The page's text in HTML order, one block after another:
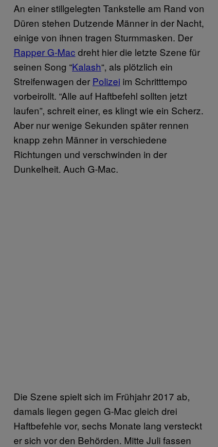
An einer stillgelegten Tankstelle am Rand von
Düren stehen Dutzende Männer in der Nacht,
einige von ihnen tragen Sturmmasken. Der
Rapper G-Mac dreht hier die letzte Szene für
seinen Song “Kalash“, als plötzlich ein
Streifenwagen der Polizei im Schritttempo
vorbeirollt. “Alle auf Haftbefehl sollten jetzt
laufen”, schreit einer, es klingt wie ein Scherz.
Aber nur wenige Sekunden später rennen
knapp zehn Männer in verschiedene
Richtungen und verschwinden in der
Dunkelheit. Auch G-Mac.
Die Szene spielt sich im Frühjahr 2017 ab,
damals liegen gegen G-Mac gleich drei
Haftbefehle vor, sechs Monate lang versteckt
er sich vor den Behörden. Mitte Juli fassen